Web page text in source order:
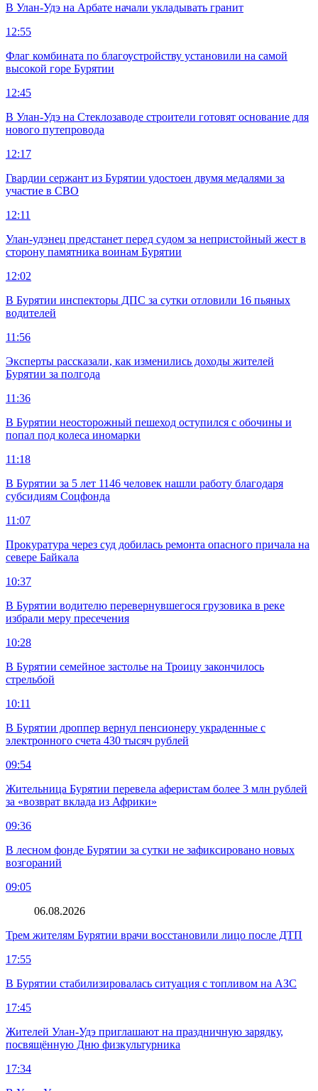
В Улан-Удэ на Арбате начали укладывать гранит
12:55
Флаг комбината по благоустройству установили на самой
высокой горе Бурятии
12:45
В Улан-Удэ на Стеклозаводе строители готовят основание для
нового путепровода
12:17
Гвардии сержант из Бурятии удостоен двумя медалями за
участие в СВО
12:11
Улан-удэнец предстанет перед судом за непристойный жест в
сторону памятника воинам Бурятии
12:02
В Бурятии инспекторы ДПС за сутки отловили 16 пьяных
водителей
11:56
Эксперты рассказали, как изменились доходы жителей
Бурятии за полгода
11:36
В Бурятии неосторожный пешеход оступился с обочины и
попал под колеса иномарки
11:18
В Бурятии за 5 лет 1146 человек нашли работу благодаря
субсидиям Соцфонда
11:07
Прокуратура через суд добилась ремонта опасного причала на
севере Байкала
10:37
В Бурятии водителю перевернувшегося грузовика в реке
избрали меру пресечения
10:28
В Бурятии семейное застолье на Троицу закончилось
стрельбой
10:11
В Бурятии дроппер вернул пенсионеру украденные с
электронного счета 430 тысяч рублей
09:54
Жительница Бурятии перевела аферистам более 3 млн рублей
за «возврат вклада из Африки»
09:36
В лесном фонде Бурятии за сутки не зафиксировано новых
возгораний
09:05
06.08.2026
Трем жителям Бурятии врачи восстановили лицо после ДТП
17:55
В Бурятии стабилизировалась ситуация с топливом на АЗС
17:45
Жителей Улан-Удэ приглашают на праздничную зарядку,
посвящённую Дню физкультурника
17:34